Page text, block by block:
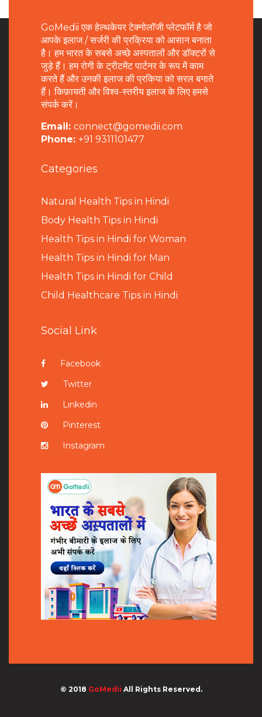
GoMedii एक हेल्थकेयर टेक्नोलॉजी प्लेटफॉर्म है जो
आपके इलाज / सर्जरी की प्रक्रिया को आसान बनाता
है। हम भारत के सबसे अच्छे अस्पतालों और डॉक्टरों से
जुड़े हैं। हम रोगी के ट्रीटमेंट पार्टनर के रूप में काम
करते हैं और उनकी इलाज की प्रकिया को सरल बनाते
हैं। किफ़ायती और विश्व-स्तरीय इलाज के लिए हमसे
संपर्क करें।
Email: connect@gomedii.com
Phone: +91 9311101477
Categories
Natural Health Tips in Hindi
Body Health Tips in Hindi
Health Tips in Hindi for Woman
Health Tips in Hindi for Man
Health Tips in Hindi for Child
Child Healthcare Tips in Hindi
Social Link
Facebook
Twitter
Linkedin
Pinterest
Instagram
© 2018 GoMedii All Rights Reserved.